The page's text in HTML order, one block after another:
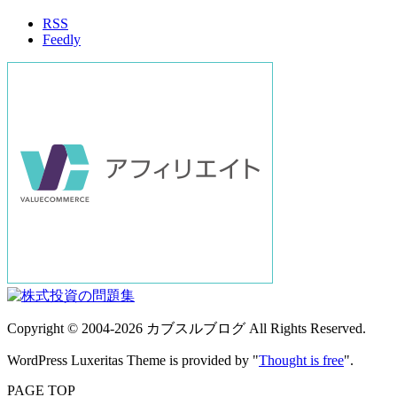
RSS
Feedly
Copyright © 2004-2026 カブスルブログ All Rights Reserved.
WordPress Luxeritas Theme is provided by "Thought is free".
PAGE TOP